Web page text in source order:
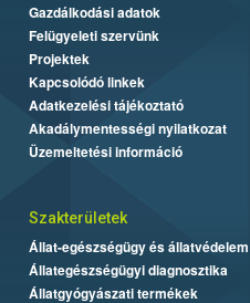
Gazdálkodási adatok
Felügyeleti szervünk
Projektek
Kapcsolódó linkek
Adatkezelési tájékoztató
Akadálymentességi nyilatkozat
Üzemeltetési információ
Szakterületek
Állat-egészségügy és állatvédelem
Állategészségügyi diagnosztika
Állatgyógyászati termékek